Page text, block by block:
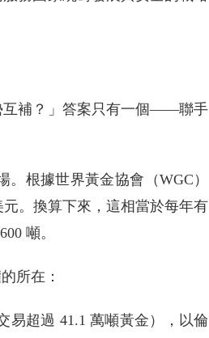
互補？」答案只有一個——聯手
根據世界黃金協會（WGC）
。換算下來，這相當於每年有
噸。
所在：
易超過 41.1 萬噸黃金），以倫